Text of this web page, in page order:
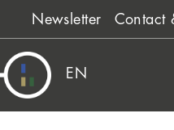
Newsletter Contact
EN